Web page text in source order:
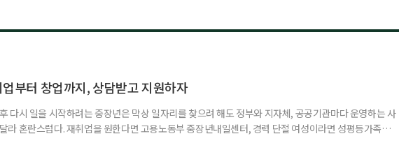
부터 창업까지, 상담받고 지원하자
다시 일을 시작하려는 중장년은 막상 일자리를 찾으려 해도 정부와 지자체, 공공기관마다 운영하는 사
라 혼란스럽다. 재취업을 원한다면 고용노동부 중장년내일센터, 경력 단절 여성이라면 성평등가족부